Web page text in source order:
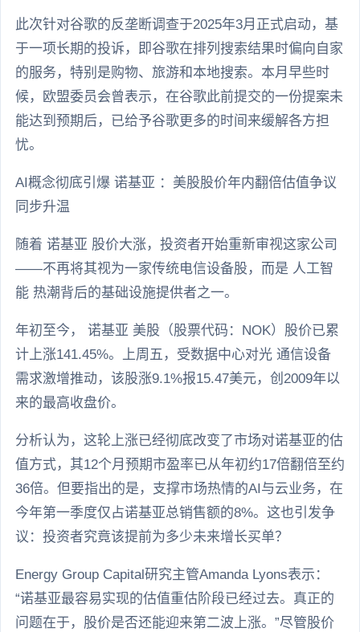
此次针对谷歌的反垄断调查于2025年3月正式启动，基
于一项长期的投诉，即谷歌在排列搜索结果时偏向自家
的服务，特别是购物、旅游和本地搜索。本月早些时
候，欧盟委员会曾表示，在谷歌此前提交的一份提案未
能达到预期后，已给予谷歌更多的时间来缓解各方担
忧。
AI概念彻底引爆 诺基亚 ：美股股价年内翻倍估值争议
同步升温
随着 诺基亚 股价大涨，投资者开始重新审视这家公司
——不再将其视为一家传统电信设备股，而是 人工智
能 热潮背后的基础设施提供者之一。
年初至今， 诺基亚 美股（股票代码：NOK）股价已累
计上涨141.45%。上周五，受数据中心对光 通信设备
需求激增推动，该股涨9.1%报15.47美元，创2009年以
来的最高收盘价。
分析认为，这轮上涨已经彻底改变了市场对诺基亚的估
值方式，其12个月预期市盈率已从年初约17倍翻倍至约
36倍。但要指出的是，支撑市场热情的AI与云业务，在
今年第一季度仅占诺基亚总销售额的8%。这也引发争
议：投资者究竟该提前为多少未来增长买单？
Energy Group Capital研究主管Amanda Lyons表示：
“诺基亚最容易实现的估值重估阶段已经过去。真正的
问题在于，股价是否还能迎来第二波上涨。”尽管股价